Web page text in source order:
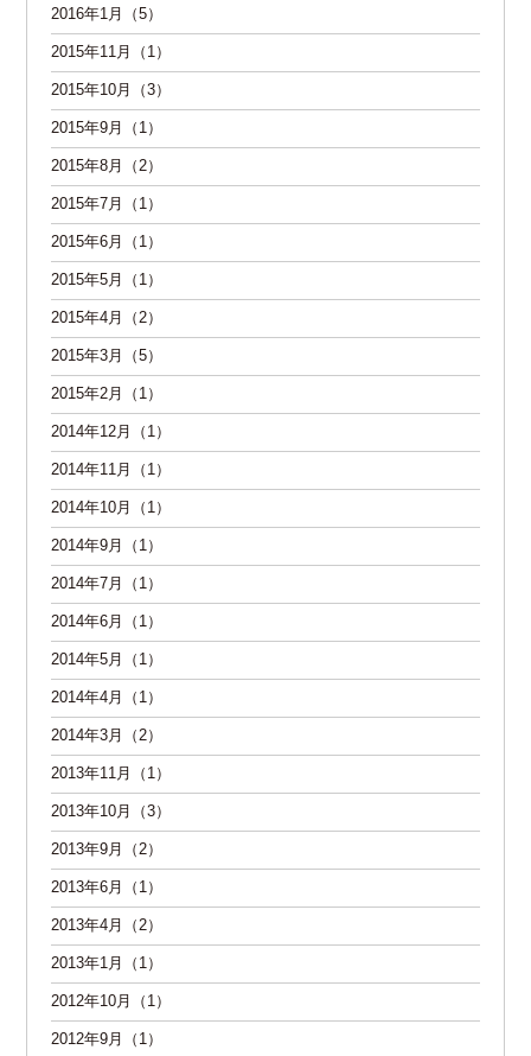
2016年1月（5）
2015年11月（1）
2015年10月（3）
2015年9月（1）
2015年8月（2）
2015年7月（1）
2015年6月（1）
2015年5月（1）
2015年4月（2）
2015年3月（5）
2015年2月（1）
2014年12月（1）
2014年11月（1）
2014年10月（1）
2014年9月（1）
2014年7月（1）
2014年6月（1）
2014年5月（1）
2014年4月（1）
2014年3月（2）
2013年11月（1）
2013年10月（3）
2013年9月（2）
2013年6月（1）
2013年4月（2）
2013年1月（1）
2012年10月（1）
2012年9月（1）